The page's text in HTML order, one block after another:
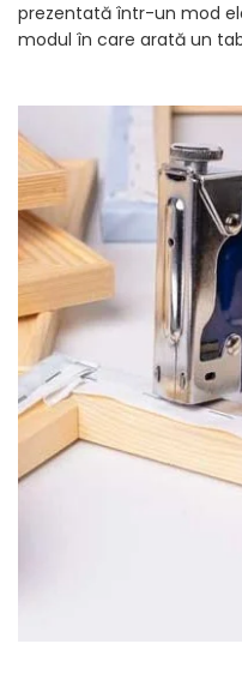
prezentată într-un mod
modul în care arată un